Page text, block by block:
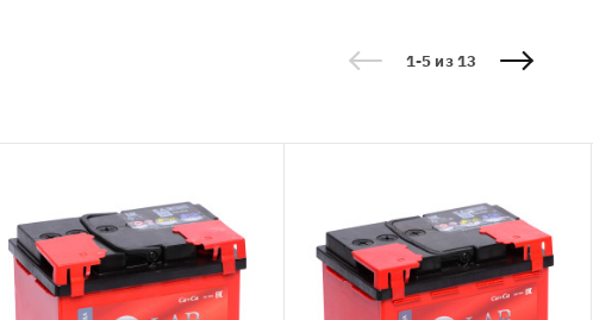
1-5 из 13